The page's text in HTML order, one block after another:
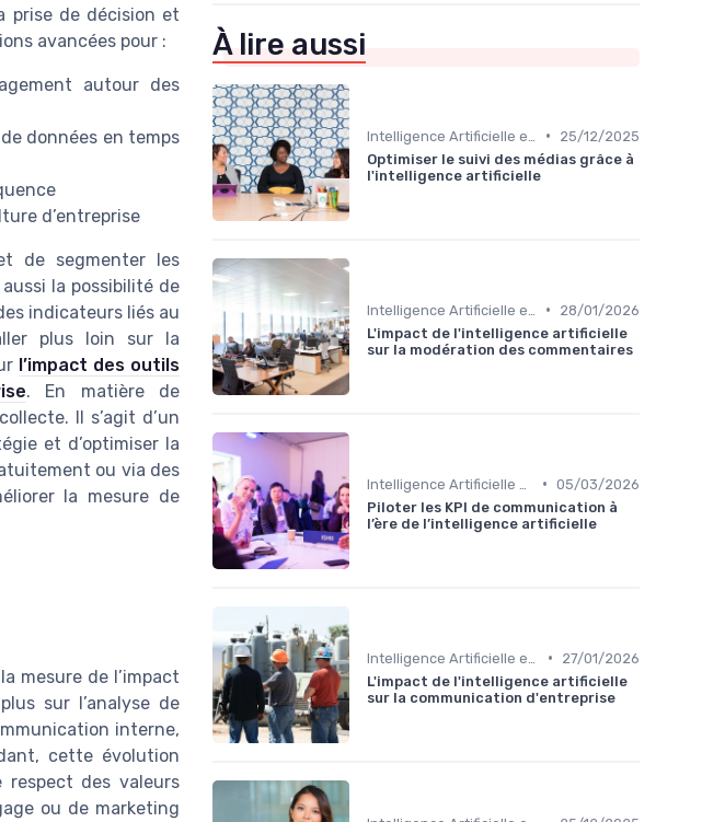
prise de décision et
avancées pour :
autour des
données en temps
d’entreprise
de segmenter les
la possibilité de
indicateurs liés au
plus loin sur la
l’impact des outils
. En matière de
Il s’agit d’un
et d’optimiser la
ou via des
la mesure de
mesure de l’impact
sur l’analyse de
interne,
cette évolution
respect des valeurs
ou de marketing
À lire aussi
•
25/12/2025
Optimiser le suivi des médias grâce à
l'intelligence artificielle
•
28/01/2026
L'impact de l'intelligence artificielle
sur la modération des commentaires
• 05/03/2026
Piloter les KPI de communication à
l’ère de l’intelligence artificielle
•
27/01/2026
L'impact de l'intelligence artificielle
sur la communication d'entreprise